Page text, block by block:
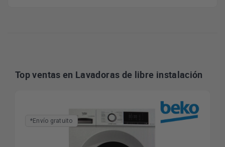
Top ventas en Lavadoras de libre instalación
*Envío gratuito